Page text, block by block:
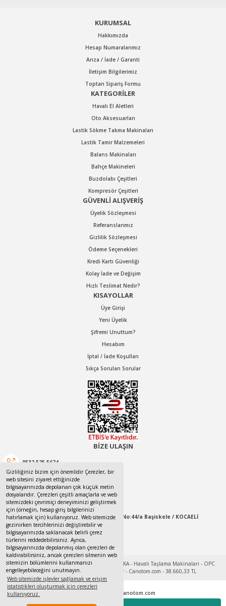
Gizliliğiniz bizim için önemlidir Çerezler, bir
web sitesini ziyaret ettiğinizde
bilgisayarınızda depolanan çok küçük metin
dosyalarıdır. Çerezleri çeşitli amaçlarla ve web
sitemizdeki çevrimiçi deneyiminizi geliştirmek
için (örneğin, hesap giriş bilgilerinizi
hatırlamak için) kullanıyoruz. Web sitemizde
gezinirken tercihlerinizi değiştirebilir ve
bilgisayarınızda saklanacak belirli çerez
türlerini reddedebilirsiniz. Ayrıca,
bilgisayarınızda depolanmış olan çerezleri de
kaldırabilirsiniz, ancak çerezleri silmenin web
sitemizin bölümlerini kullanmanızı
engelleyebileceğini unutmayın.
Web sitemizde işlevler sağlamak ve erişim
istatistikleri oluşturmak için çerezleri
kullanıyoruz.
Tek Tıkla Ödeme Kolaylığı
7/24 Canlı Destek
Gönder
KURUMSAL
Hakkımızda
Hesap Numaralarımız
Arıza / İade / Garanti
İletişim Bilgilerimiz
Toptan Sipariş Formu
KATEGORİLER
Havalı El Aletleri
Oto Aksesuarları
Lastik Sökme Takma Makinaları
Lastik Tamir Malzemeleri
Balans Makinaları
Bahçe Makineleri
Buzdolabı Çeşitleri
Kompresör Çeşitleri
GÜVENLİ ALIŞVERİŞ
Üyelik Sözleşmesi
Referanslarımız
Gizlilik Sözleşmesi
Ödeme Seçenekleri
Kredi Kartı Güvenliği
Kolay İade ve Değişim
Hızlı Teslimat Nedir?
KISAYOLLAR
Üye Girişi
Yeni Üyelik
Şifremi Unuttum?
Hesabım
İptal / İade Koşulları
Sıkça Sorulan Sorular
BİZE ULAŞIN
0532 525 5674
0532 525 5674
canotom41@gmail.com
Yaylacık Mahallesi Mert İnan Sokak No:44/a Başiskele / KOCAELİ
09:00-18:00 Pazartesi / Cumartesi
www.canotom.com